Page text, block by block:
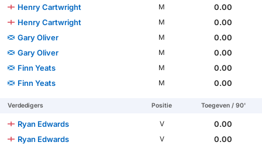
Henry Cartwright
M
0.00
Henry Cartwright
M
0.00
Gary Oliver
M
0.00
Gary Oliver
M
0.00
Finn Yeats
M
0.00
Finn Yeats
M 0.00
Verdedigers Positie Toegeven / 90'
Ryan Edwards V
0.00
Ryan Edwards
V
0.00